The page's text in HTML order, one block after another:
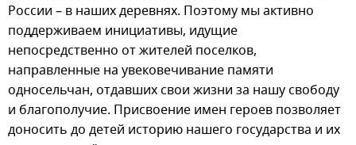
России – в наших деревнях. Поэтому мы активно
поддерживаем инициативы, идущие
непосредственно от жителей поселков,
направленные на увековечивание памяти
односельчан, отдавших свои жизни за нашу свободу
и благополучие. Присвоение имен героев позволяет
доносить до детей историю нашего государства и их